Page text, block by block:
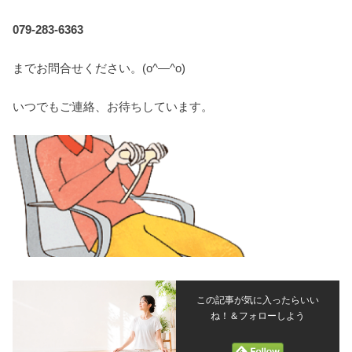
079-283-6363
までお問合せください。(o^―^o)
いつでもご連絡、お待ちしています。
この記事が気に入ったらいい
ね！＆フォローしよう